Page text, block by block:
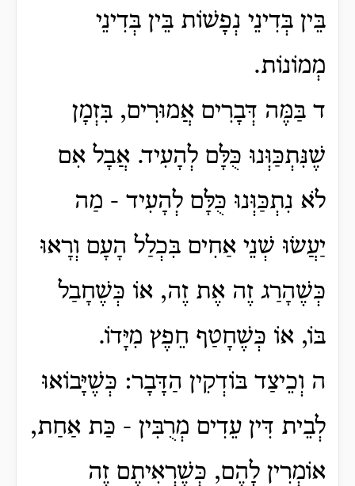
בֵּין בְּדִינֵי נְפָשׁוֹת בֵּין בְּדִינֵי
מְמוֹנוֹת.
ד בַּמֶּה דְּבָרִים אֲמוּרִים, בִּזְמָן
שֶׁנִּתְכַּוְּנוּ כֻּלָּם לְהָעִיד. אֲבָל אִם
לֹא נִתְכַּוְּנוּ כֻּלָּם לְהָעִיד - מַה
יַעֲשׂוּ שְׁנֵי אַחִים בִּכְלַל הָעָם וְרָאוּ
כְּשֶׁהָרַג זֶה אֶת זֶה, אוֹ כְּשֶׁחָבַל
בּוֹ, אוֹ כְּשֶׁחָטַף חֵפֶץ מִיָּדוֹ.
ה וְכֵיצַד בּוֹדְקִין הַדָּבָר: כְּשֶׁיָּבוֹאוּ
לְבֵית דִּין עֵדִים מְרֻבִּין - כַּת אַחַת,
אוֹמְרִין לָהֶם, כְּשֶׁרְאִיתֶם זֶה